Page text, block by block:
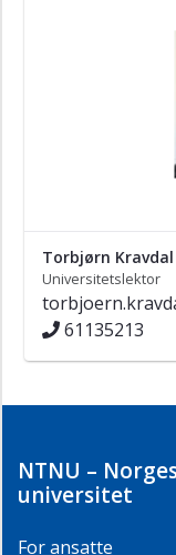
Torbjørn Kravdal
Universitetslektor
61135213
NTNU –
universitet
For ansatte